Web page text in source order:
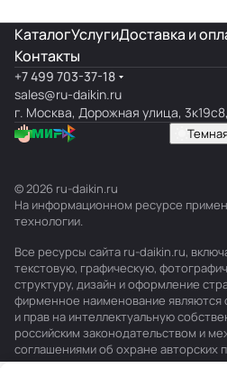
КаталогУслугиДоставка и
Контакты
+7 499 703-37-18
sales@ru-daikin.ru
г. Москва, Дорожная улица,
© 2026 ru-daikin.ru
На информационном ресурсе
технологии.
Все ресурсы сайта ru-daikin.ru,
текстовую, графическую,
структуру, дизайн и оформление
фирменное наименование являются
и прав на интеллектуальную
российским законодательством и
соглашениями об охране авторских